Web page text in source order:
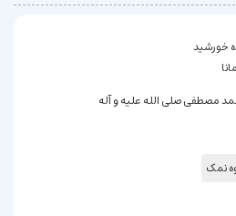
خورشید
مصطفی صلی الله علیه و آله
نمک